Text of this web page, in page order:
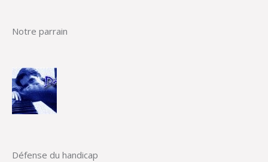
Notre parrain
Défense du handicap